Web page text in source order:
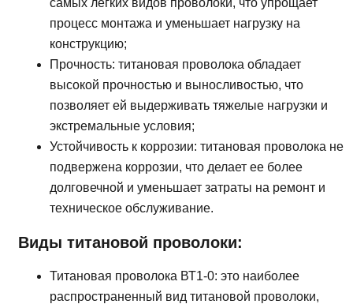
самых легких видов проволоки, что упрощает
процесс монтажа и уменьшает нагрузку на
конструкцию;
Прочность: титановая проволока обладает
высокой прочностью и выносливостью, что
позволяет ей выдерживать тяжелые нагрузки и
экстремальные условия;
Устойчивость к коррозии: титановая проволока не
подвержена коррозии, что делает ее более
долговечной и уменьшает затраты на ремонт и
техническое обслуживание.
Виды титановой проволоки:
Титановая проволока ВТ1-0: это наиболее
распространенный вид титановой проволоки,